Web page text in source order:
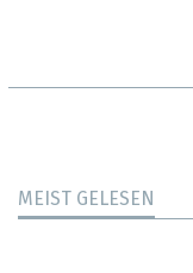
MEIST GELESEN